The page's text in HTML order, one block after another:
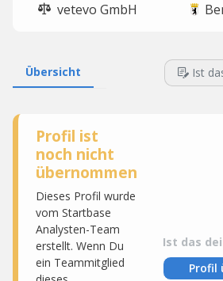
vetevo GmbH
Übersicht Ist
Profil ist
noch nicht
übernommen
Dieses Profil wurde
vom Startbase
Analysten-Team
erstellt. Wenn Du
ein Teammitglied
Ist das
Profil